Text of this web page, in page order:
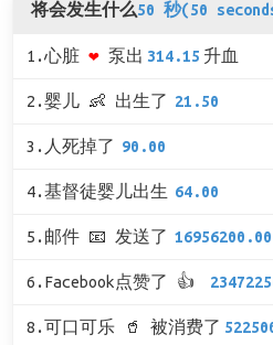
将会发生什么50 秒(50
1.心脏 ❤ 泵出 314.15 升血
2.婴儿 👶 出生了 21.50
3.人死掉了 90.00
4.基督徒婴儿出生 64.00
5.邮件 📧 发送了 16956200.00
6.Facebook点赞了 👍
8.可口可乐 🥤 被消费了